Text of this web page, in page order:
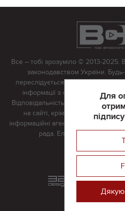
Для
Все – тобі зрозуміло © 2013-2025.
законодавством України.
переслідується в судовому
інформації з сайту тільки з
Відповідальність за достовірність
на сайті, крім матеріалів, які
інформаційні агентства або
рада. Електронна пошта:
Реклама на